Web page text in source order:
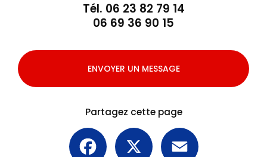
Tél. 06 23 82 79 14
06 69 36 90 15
ENVOYER UN MESSAGE
Partagez cette page
Facebook